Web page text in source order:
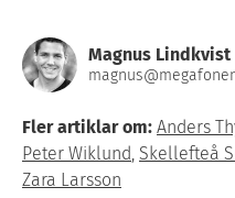
Magnus Lindkvist
Fler artiklar om: Anders
Peter Wiklund, Skellefteå
Zara Larsson